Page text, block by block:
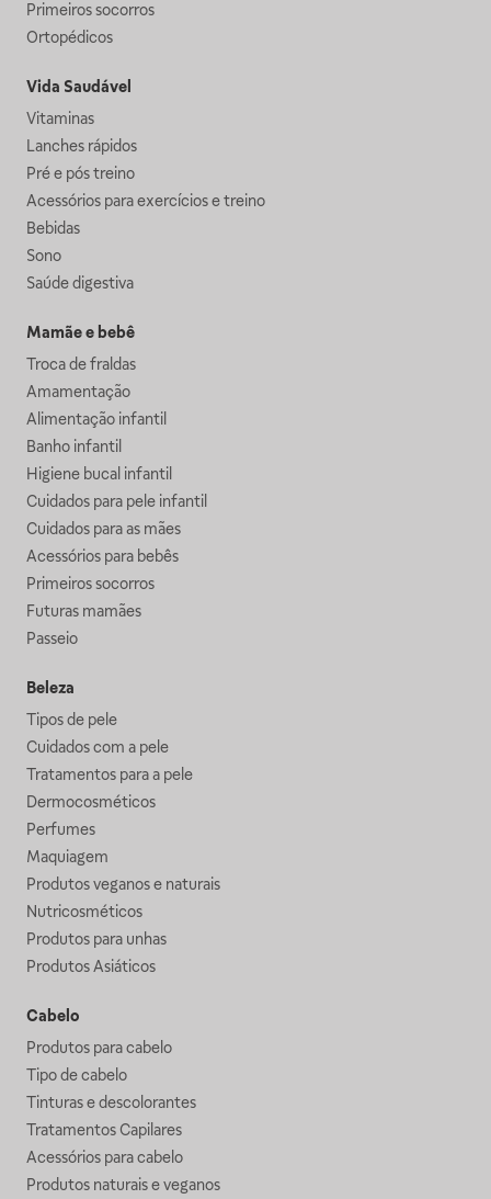
Primeiros socorros
Ortopédicos
Vida Saudável
Vitaminas
Lanches rápidos
Pré e pós treino
Acessórios para exercícios e treino
Bebidas
Sono
Saúde digestiva
Mamãe e bebê
Troca de fraldas
Amamentação
Alimentação infantil
Banho infantil
Higiene bucal infantil
Cuidados para pele infantil
Cuidados para as mães
Acessórios para bebês
Primeiros socorros
Futuras mamães
Passeio
Beleza
Tipos de pele
Cuidados com a pele
Tratamentos para a pele
Dermocosméticos
Perfumes
Maquiagem
Produtos veganos e naturais
Nutricosméticos
Produtos para unhas
Produtos Asiáticos
Cabelo
Produtos para cabelo
Tipo de cabelo
Tinturas e descolorantes
Tratamentos Capilares
Acessórios para cabelo
Produtos naturais e veganos